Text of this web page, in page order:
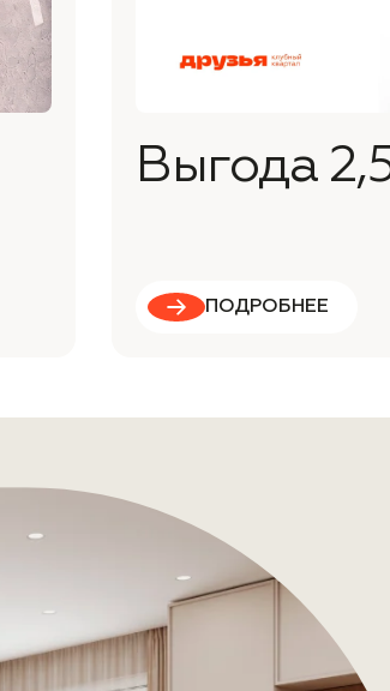
Выгода
ПОДРОБНЕЕ